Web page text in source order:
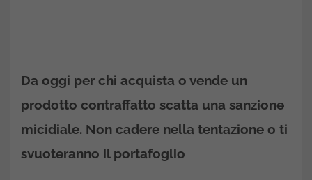
Da oggi per chi acquista o vende un
prodotto contraffatto scatta una sanzione
micidiale. Non cadere nella tentazione o ti
svuoteranno il portafoglio